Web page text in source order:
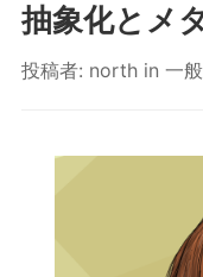
抽象化とメ
投稿者: north in 一般